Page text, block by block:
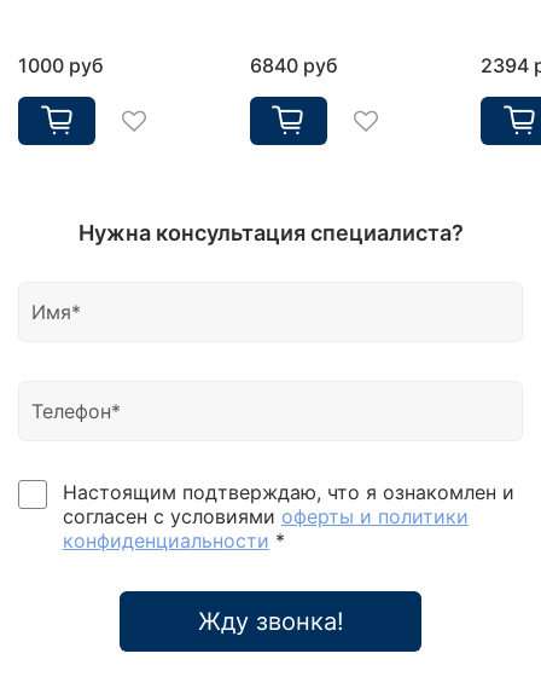
1000 руб 6840 руб 2394
Нужна консультация специалиста?
Настоящим подтверждаю, что я ознакомлен и
согласен с условиями оферты и политики
конфиденциальности *
Жду звонка!